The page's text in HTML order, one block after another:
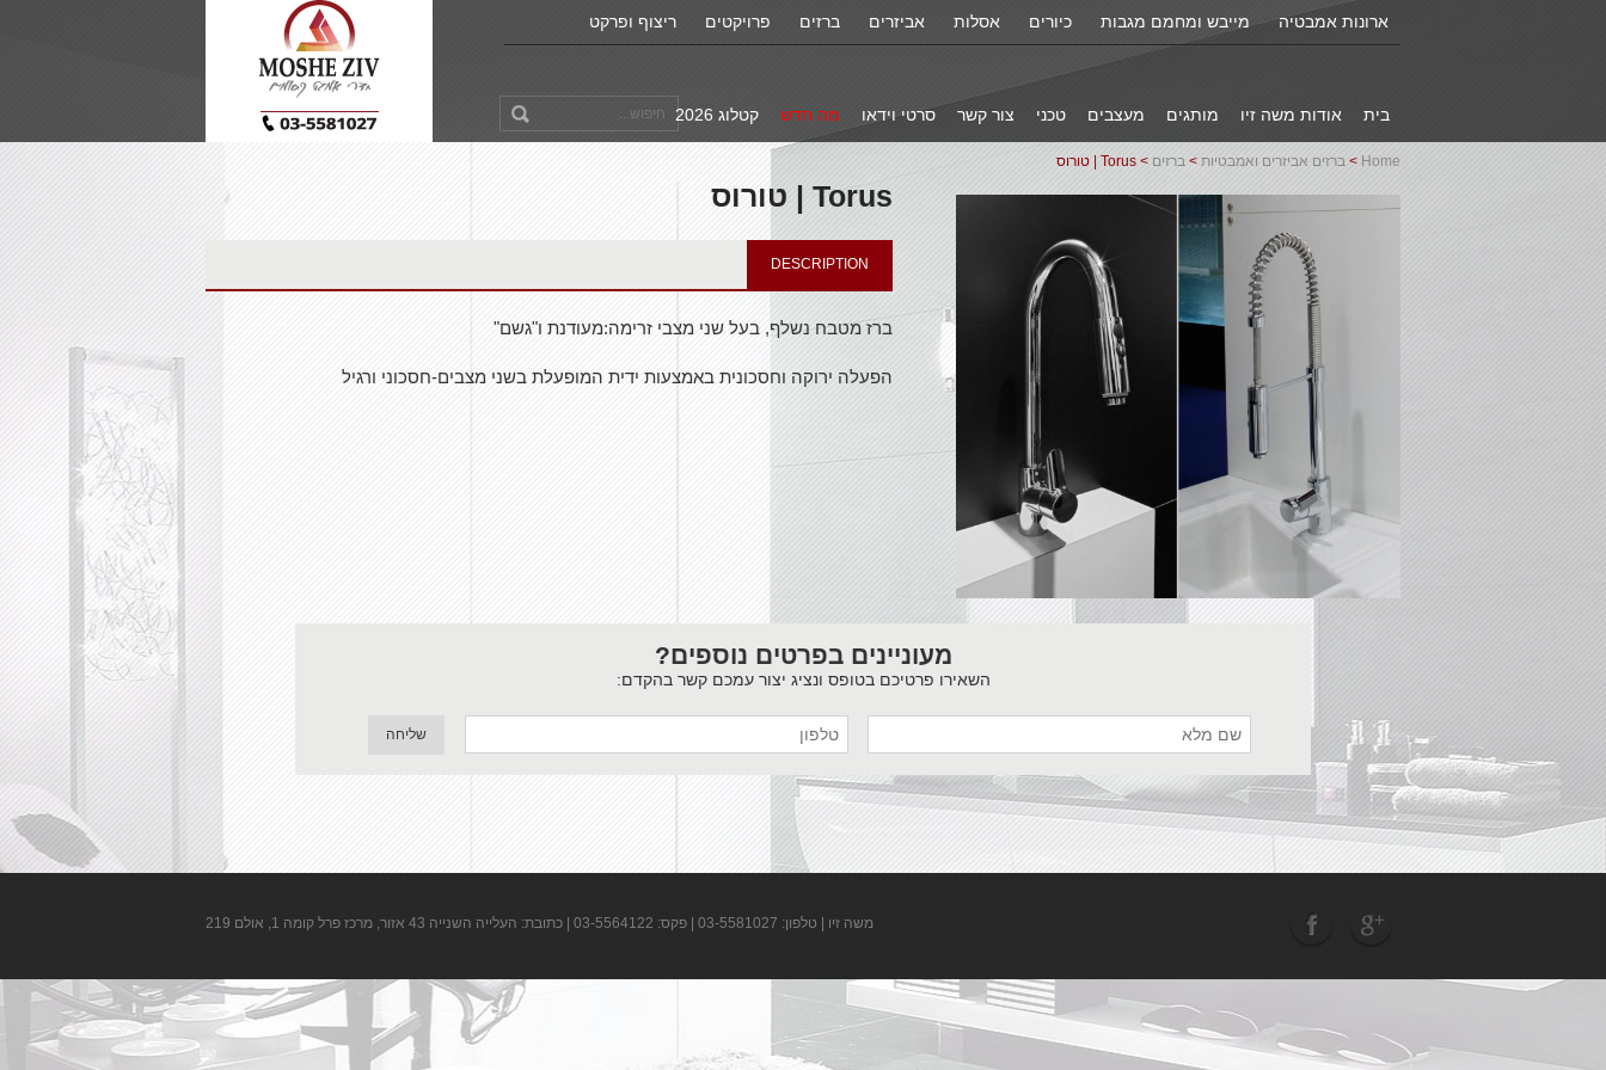
ארונות אמבטיה מייבש ומחמם מגבות כיורים אסלות אביזרים ברזים פרויקטים ריצוף ופרקט
קטלוג 2026 מה חדש סרטי וידאו צור קשר טכני מעצבים מותגים אודות משה זיו בית
Home
> ברזים אביזרים ואמבטיות > ברזים > Torus | טורוס
Torus | טורוס
DESCRIPTION
ברז מטבח נשלף, בעל שני מצבי זרימה:מעודנת ו"גשם"
הפעלה ירוקה וחסכונית באמצעות ידית המופעלת בשני מצבים-חסכוני ורגיל
מעוניינים בפרטים נוספים?
השאירו פרטיכם בטופס ונציג יצור עמכם קשר בהקדם:
משה זיו | טלפון: 03-5581027 | פקס: 03-5564122 | כתובת: העלייה השנייה 43 אזור, מרכז פרל קומה 1, אולם 219